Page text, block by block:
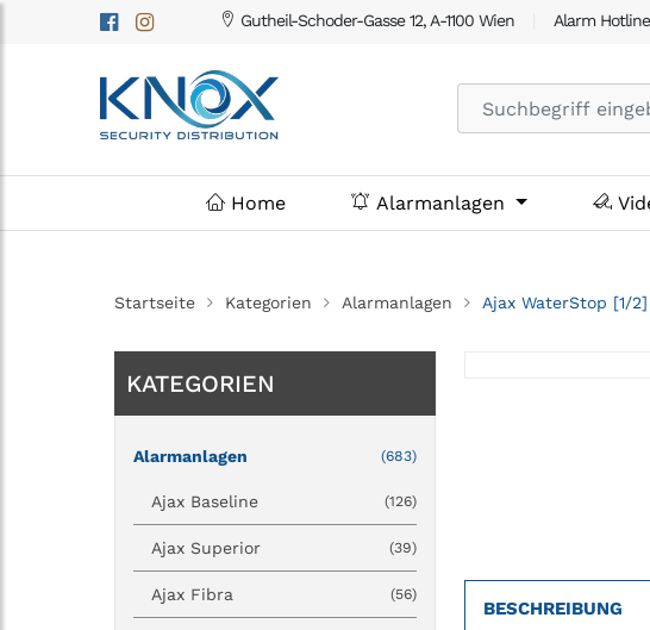
Gutheil-Schoder-Gasse 12, A-1100 Wien Alarm Hotline
Home Alarmanlagen
Startseite Kategorien Alarmanlagen Ajax WaterStop [1/
KATEGORIEN
Alarmanlagen (683)
Ajax Baseline (126)
Ajax Superior (39)
Ajax Fibra (56)
BESCHREIBUNG